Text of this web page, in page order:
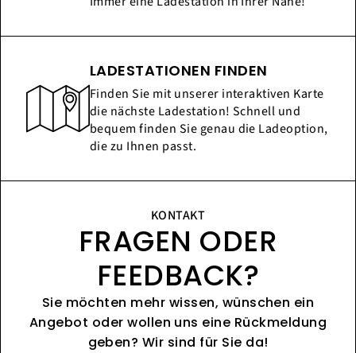
LADESTATIONEN FINDEN
Finden Sie mit unserer interaktiven Karte
die nächste Ladestation! Schnell und
bequem finden Sie genau die Ladeoption,
die zu Ihnen passt.
KONTAKT
FRAGEN ODER
FEEDBACK?
Sie möchten mehr wissen, wünschen ein
Angebot oder wollen uns eine Rückmeldung
geben? Wir sind für Sie da!